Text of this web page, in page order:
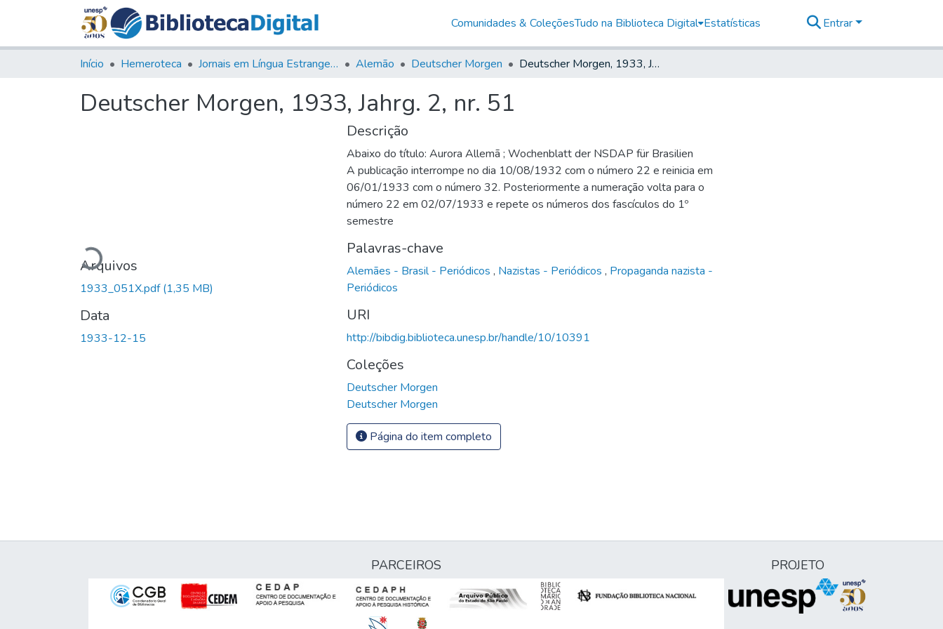
Comunidades & ColeçõesTudo na Biblioteca Digital Estatísticas Entrar
Início Hemeroteca Jornais em Língua Estrangeira Alemão Deutscher Morgen Deutscher Morgen, 1933, Jahrg. 2, nr. 51
Deutscher Morgen, 1933, Jahrg. 2, nr. 51
Carregando...
Arquivos
1933_051X.pdf(1,35 MB)
Data
1933-12-15
Descrição
Abaixo do título: Aurora Allemã ; Wochenblatt der NSDAP für Brasilien
A publicação interrompe no dia 10/08/1932 com o número 22 e reinicia em
06/01/1933 com o número 32. Posteriormente a numeração volta para o
número 22 em 02/07/1933 e repete os números dos fascículos do 1º
semestre
Palavras-chave
Alemães - Brasil - Periódicos , Nazistas - Periódicos , Propaganda nazista -
Periódicos
URI
http://bibdig.biblioteca.unesp.br/handle/10/10391
Coleções
Deutscher Morgen
Deutscher Morgen
Página do item completo
PARCEIROS PROJETO